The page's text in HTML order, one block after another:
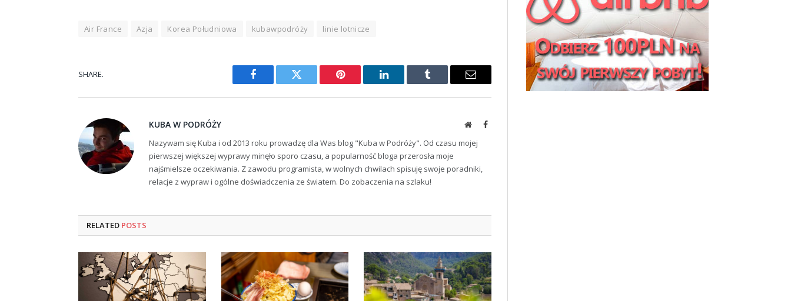
Air France Azja Korea Południowa kubawpodróży linie lotnicze
SHARE.
Facebook Twitter Pinterest LinkedIn Tumblr Email
KUBA W PODRÓŻY WebsiteFacebook
Nazywam się Kuba i od 2013 roku prowadzę dla Was blog "Kuba w Podróży". Od czasu mojej
pierwszej większej wyprawy minęło sporo czasu, a popularność bloga przerosła moje
najśmielsze oczekiwania. Z zawodu programista, w wolnych chwilach spisuję swoje poradniki,
relacje z wypraw i ogólne doświadczenia ze światem. Do zobaczenia na szlaku!
RELATED POSTS